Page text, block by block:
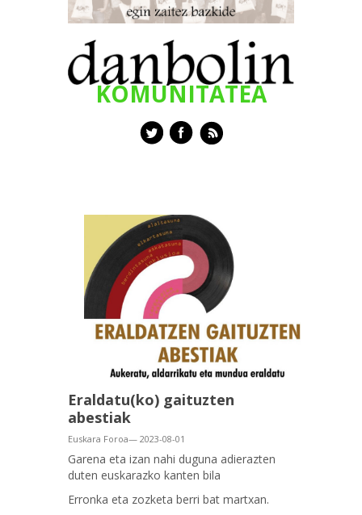
KOMUNITATEA
Eraldatu(ko) gaituzten
abestiak
Euskara Foroa— 2023-08-01
Garena eta izan nahi duguna adierazten
duten euskarazko kanten bila
Erronka eta zozketa berri bat martxan.